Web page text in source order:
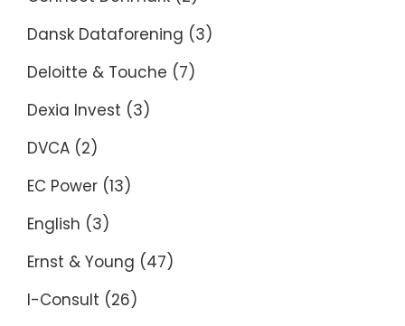
Dansk Dataforening (3)
Deloitte & Touche (7)
Dexia Invest (3)
DVCA (2)
EC Power (13)
English (3)
Ernst & Young (47)
I-Consult (26)